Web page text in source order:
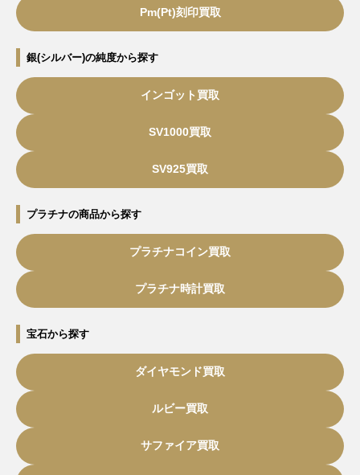
Pm(Pt)刻印買取
銀(シルバー)の純度から探す
インゴット買取
SV1000買取
SV925買取
プラチナの商品から探す
プラチナコイン買取
プラチナ時計買取
宝石から探す
ダイヤモンド買取
ルビー買取
サファイア買取